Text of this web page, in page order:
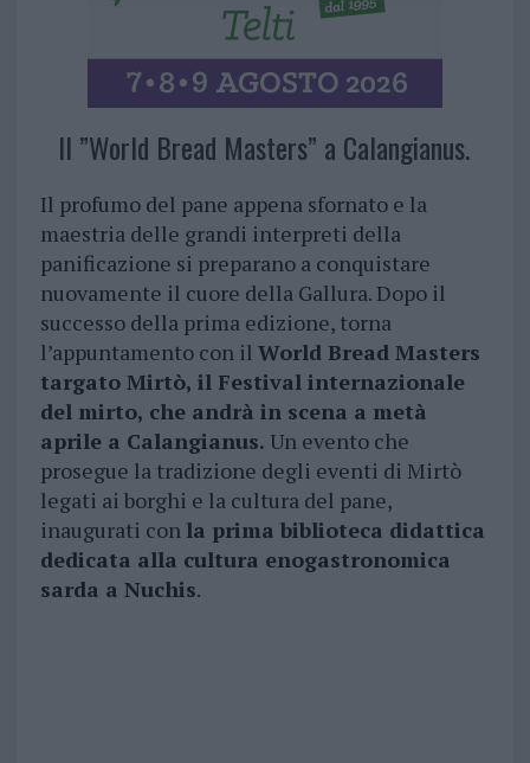
Il ”World Bread Masters” a Calangianus.
Il profumo del pane appena sfornato e la
maestria delle grandi interpreti della
panificazione si preparano a conquistare
nuovamente il cuore della Gallura. Dopo il
successo della prima edizione, torna
l’appuntamento con il World Bread Masters
targato Mirtò, il Festival internazionale
del mirto, che andrà in scena a metà
aprile a Calangianus. Un evento che
prosegue la tradizione degli eventi di Mirtò
legati ai borghi e la cultura del pane,
inaugurati con la prima biblioteca didattica
dedicata alla cultura enogastronomica
sarda a Nuchis.